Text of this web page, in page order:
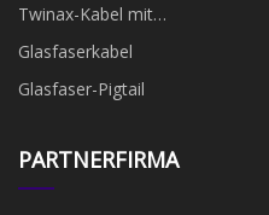
Twinax-Kabel mit
Direktanschluss
Glasfaserkabel
Glasfaser-Pigtail
PARTNERFIRMA